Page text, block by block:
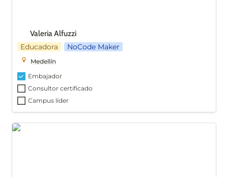
Valeria Alfuzzi
Educadora NoCode Maker
Medellín
Embajador
Consultor certificado
Campus líder
Daniel López